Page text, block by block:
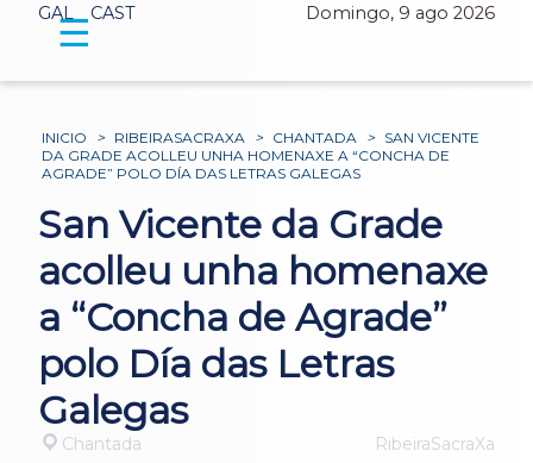
GAL CAST Domingo, 9 ago 2026
☰
INICIO > RIBEIRASACRAXA > CHANTADA > SAN VICENTE
DA GRADE ACOLLEU UNHA HOMENAXE A “CONCHA DE
AGRADE” POLO DÍA DAS LETRAS GALEGAS
San Vicente da Grade
acolleu unha homenaxe
a “Concha de Agrade”
polo Día das Letras
Galegas
Chantada RibeiraSacraXa